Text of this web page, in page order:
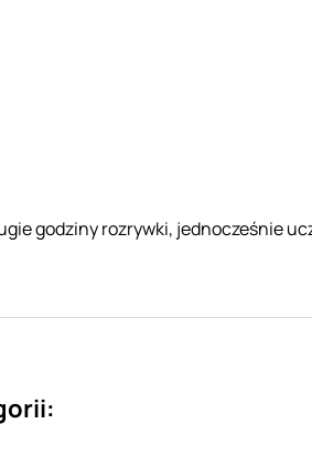
godziny rozrywki, jednocześnie